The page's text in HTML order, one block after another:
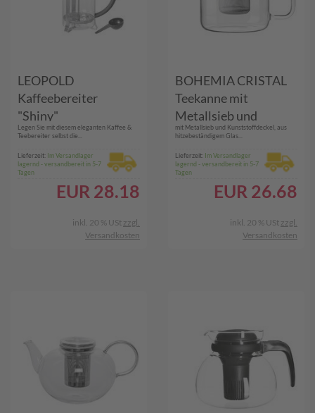
LEOPOLD
Kaffeebereiter
"Shiny"
Legen Sie mit diesem eleganten Kaffee &
Teebereiter selbst die...
Lieferzeit: Im Versandlager
lagernd - versandbereit in 5-7
Tagen
EUR 28.18
inkl. 20 % USt zzgl.
Versandkosten
BOHEMIA CRISTAL
Teekanne mit
Metallsieb und
Kunststoffdeckel 1,3 l
mit Metallsieb und Kunststoffdeckel, aus
hitzebeständigem Glas...
Lieferzeit: Im Versandlager
lagernd - versandbereit in 5-7
Tagen
EUR 26.68
inkl. 20 % USt zzgl.
Versandkosten